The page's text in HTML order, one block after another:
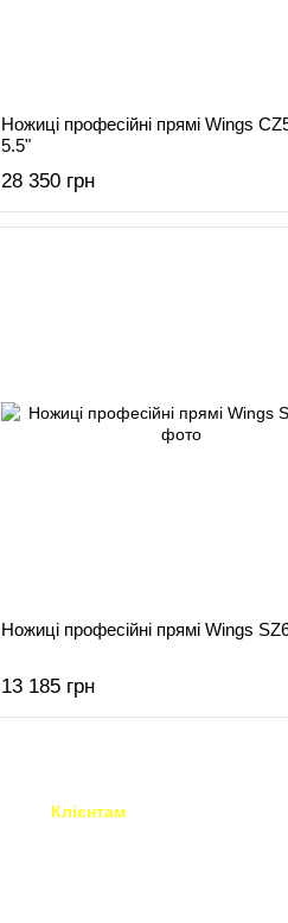
Ножиці професійні прямі Wings
5.5"
28 350 грн
Ножиці професійні прямі Wings
13 185 грн
Клієнтам